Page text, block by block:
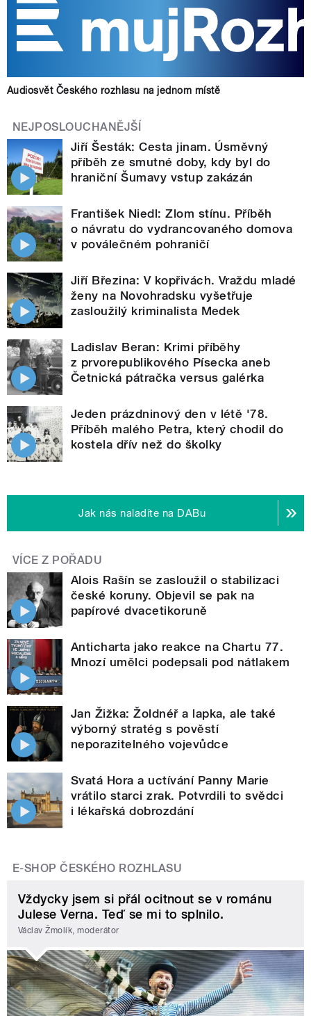
Audiosvět Českého rozhlasu na jednom místě
NEJPOSLOUCHANĚJŠÍ
Jiří Šesták: Cesta jinam. Úsměvný
příběh ze smutné doby, kdy byl do
hraniční Šumavy vstup zakázán
František Niedl: Zlom stínu. Příběh
o návratu do vydrancovaného domova
v poválečném pohraničí
Jiří Březina: V kopřivách. Vraždu mladé
ženy na Novohradsku vyšetřuje
zasloužilý kriminalista Medek
Ladislav Beran: Krimi příběhy
z prvorepublikového Písecka aneb
Četnická pátračka versus galérka
Jeden prázdninový den v létě '78.
Příběh malého Petra, který chodil do
kostela dřív než do školky
Jak nás naladíte na DABu
VÍCE Z POŘADU
Alois Rašín se zasloužil o stabilizaci
české koruny. Objevil se pak na
papírové dvacetikoruně
Anticharta jako reakce na Chartu 77.
Mnozí umělci podepsali pod nátlakem
Jan Žižka: Žoldnéř a lapka, ale také
výborný stratég s pověstí
neporazitelného vojevůdce
Svatá Hora a uctívání Panny Marie
vrátilo starci zrak. Potvrdili to svědci
i lékařská dobrozdání
E-SHOP ČESKÉHO ROZHLASU
Vždycky jsem si přál ocitnout se v románu
Julese Verna. Teď se mi to splnilo.
Václav Žmolík, moderátor